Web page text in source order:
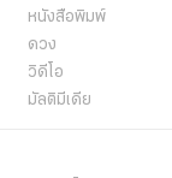
หนังสือพิมพ์
ดวง
วิดีโอ
มัลติมีเดีย